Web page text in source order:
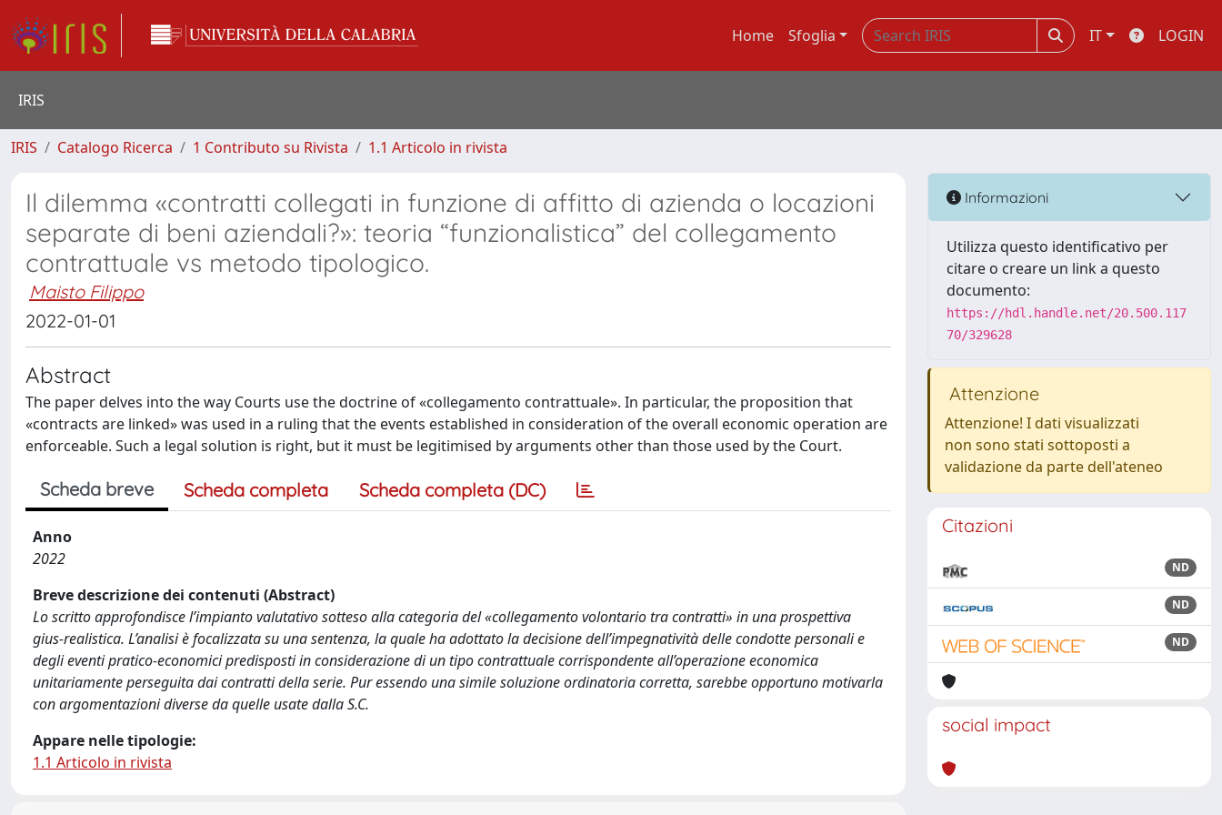
Home Sfoglia IT LOGIN
IRIS
IRIS Catalogo Ricerca 1 Contributo su Rivista 1.1 Articolo in rivista
Il dilemma «contratti collegati in funzione di affitto di azienda o locazioni
separate di beni aziendali?»: teoria “funzionalistica” del collegamento
contrattuale vs metodo tipologico.
Maisto Filippo
2022-01-01
Abstract
The paper delves into the way Courts use the doctrine of «collegamento contrattuale». In particular, the proposition that
«contracts are linked» was used in a ruling that the events established in consideration of the overall economic operation are
enforceable. Such a legal solution is right, but it must be legitimised by arguments other than those used by the Court.
Scheda breve Scheda completa Scheda completa (DC)
Anno
2022
Breve descrizione dei contenuti (Abstract)
Lo scritto approfondisce l’impianto valutativo sotteso alla categoria del «collegamento volontario tra contratti» in una prospettiva
gius-realistica. L’analisi è focalizzata su una sentenza, la quale ha adottato la decisione dell’impegnatività delle condotte personali e
degli eventi pratico-economici predisposti in considerazione di un tipo contrattuale corrispondente all’operazione economica
unitariamente perseguita dai contratti della serie. Pur essendo una simile soluzione ordinatoria corretta, sarebbe opportuno motivarla
con argomentazioni diverse da quelle usate dalla S.C.
Appare nelle tipologie:
1.1 Articolo in rivista
Informazioni
Utilizza questo identificativo per
citare o creare un link a questo
documento:
https://hdl.handle.net/20.500.117
70/329628
Attenzione
Attenzione! I dati visualizzati
non sono stati sottoposti a
validazione da parte dell'ateneo
Citazioni
ND
ND
ND
social impact